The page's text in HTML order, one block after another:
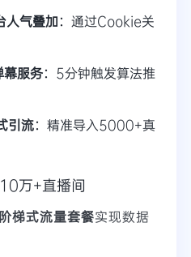
气叠加：通过Cookie关
服务：5分钟触发算法推
引流：精准导入5000+真
万+直播间
阶梯式流量套餐实现数据